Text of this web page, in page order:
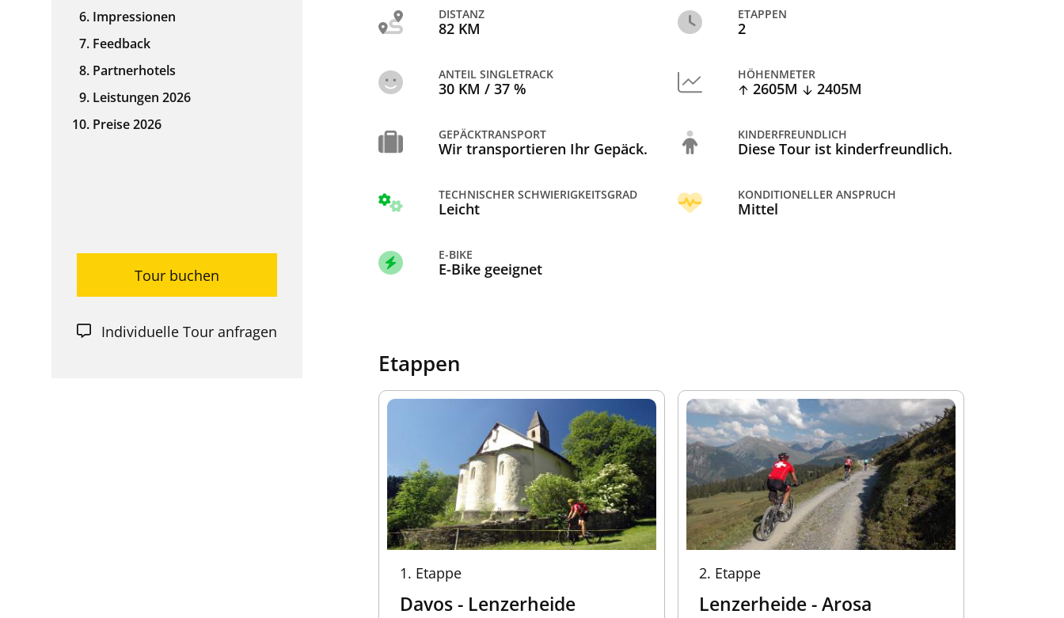
Impressionen
Feedback
Partnerhotels
Leistungen 2026
Preise 2026
Tour buchen
Individuelle Tour anfragen
DISTANZ
82 KM
ETAPPEN
2
ANTEIL SINGLETRACK
30 KM / 37 %
HÖHENMETER
2605M 2405M
GEPÄCKTRANSPORT
Wir transportieren Ihr Gepäck.
KINDERFREUNDLICH
Diese Tour ist kinderfreundlich.
TECHNISCHER SCHWIERIGKEITSGRAD
Leicht
KONDITIONELLER ANSPRUCH
Mittel
E-BIKE
E-Bike geeignet
Etappen
1. Etappe
Davos - Lenzerheide
2. Etappe
Lenzerheide - Arosa